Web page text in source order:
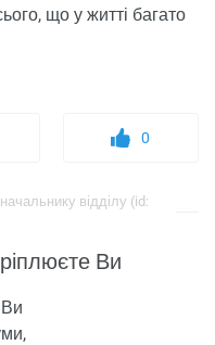
що у житті багато
0
відділу (id:
Ви